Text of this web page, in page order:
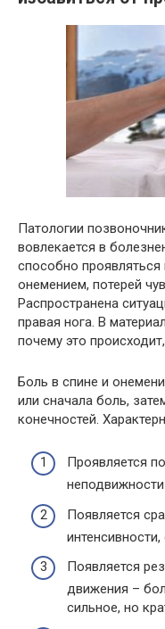
Патологии
вовлекается в
способно
онемением, потерей
Распространена
правая нога. В
почему это
Боль в спине и
или сначала боль,
конечностей.
Проявляется
неподвижности
Появляется
Появляется
движения –
сильное, но